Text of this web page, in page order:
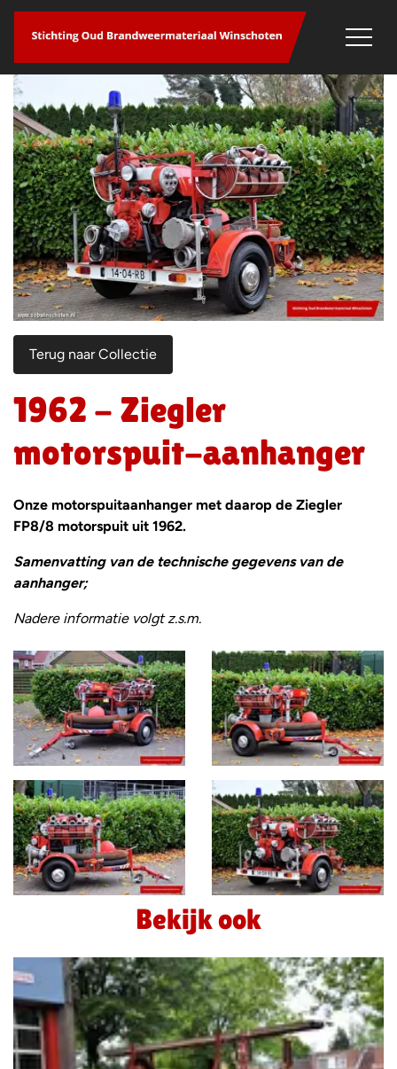
overslaan
Terug naar Collectie
1962 - Ziegler
motorspuit-aanhanger
Onze motorspuitaanhanger met daarop de Ziegler
FP8/8 motorspuit uit 1962.
Samenvatting van de technische gegevens van de
aanhanger;
Nadere informatie volgt z.s.m.
Foto
album
overslaan
Bekijk ook